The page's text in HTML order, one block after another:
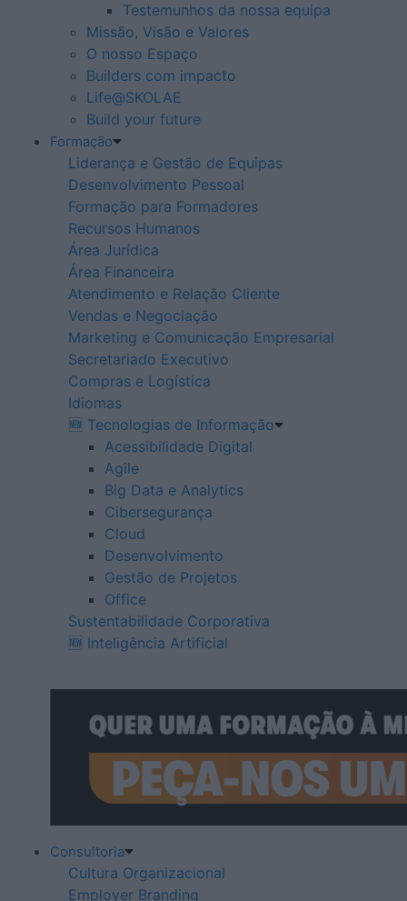
Testemunhos da nossa equipa
Missão, Visão e Valores
O nosso Espaço
Builders com impacto
Life@SKOLAE
Build your future
Formação
Liderança e Gestão de Equipas
Desenvolvimento Pessoal
Formação para Formadores
Recursos Humanos
Área Jurídica
Área Financeira
Atendimento e Relação Cliente
Vendas e Negociação
Marketing e Comunicação Empresarial
Secretariado Executivo
Compras e Logística
Idiomas
🆕 Tecnologias de Informação
Acessibilidade Digital
Agile
Big Data e Analytics
Cibersegurança
Cloud
Desenvolvimento
Gestão de Projetos
Office
Sustentabilidade Corporativa
🆕 Inteligência Artificial
Consultoria
Cultura Organizacional
Employer Branding